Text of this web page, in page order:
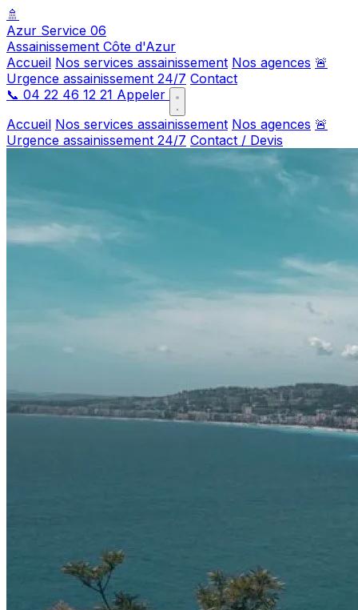
🚿
Azur Service 06
Assainissement Côte d'Azur
Accueil Nos services assainissement Nos agences 🚨
Urgence assainissement 24/7 Contact
📞 04 22 46 12 21 Appeler
Accueil Nos services assainissement Nos agences 🚨
Urgence assainissement 24/7 Contact / Devis